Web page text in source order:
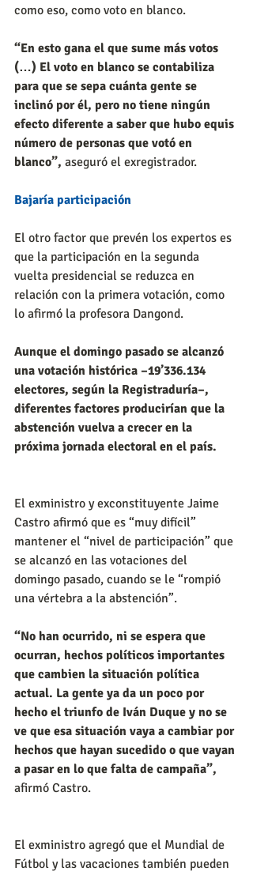
como eso, como voto en blanco.
“En esto gana el que sume más votos
(…) El voto en blanco se contabiliza
para que se sepa cuánta gente se
inclinó por él, pero no tiene ningún
efecto diferente a saber que hubo equis
número de personas que votó en
blanco”, aseguró el exregistrador.
Bajaría participación
El otro factor que prevén los expertos es
que la participación en la segunda
vuelta presidencial se reduzca en
relación con la primera votación, como
lo afirmó la profesora Dangond.
Aunque el domingo pasado se alcanzó
una votación histórica –19’336.134
electores, según la Registraduría–,
diferentes factores producirían que la
abstención vuelva a crecer en la
próxima jornada electoral en el país.
El exministro y exconstituyente Jaime
Castro afirmó que es “muy difícil”
mantener el “nivel de participación” que
se alcanzó en las votaciones del
domingo pasado, cuando se le “rompió
una vértebra a la abstención”.
“No han ocurrido, ni se espera que
ocurran, hechos políticos importantes
que cambien la situación política
actual. La gente ya da un poco por
hecho el triunfo de Iván Duque y no se
ve que esa situación vaya a cambiar por
hechos que hayan sucedido o que vayan
a pasar en lo que falta de campaña”,
afirmó Castro.
El exministro agregó que el Mundial de
Fútbol y las vacaciones también pueden